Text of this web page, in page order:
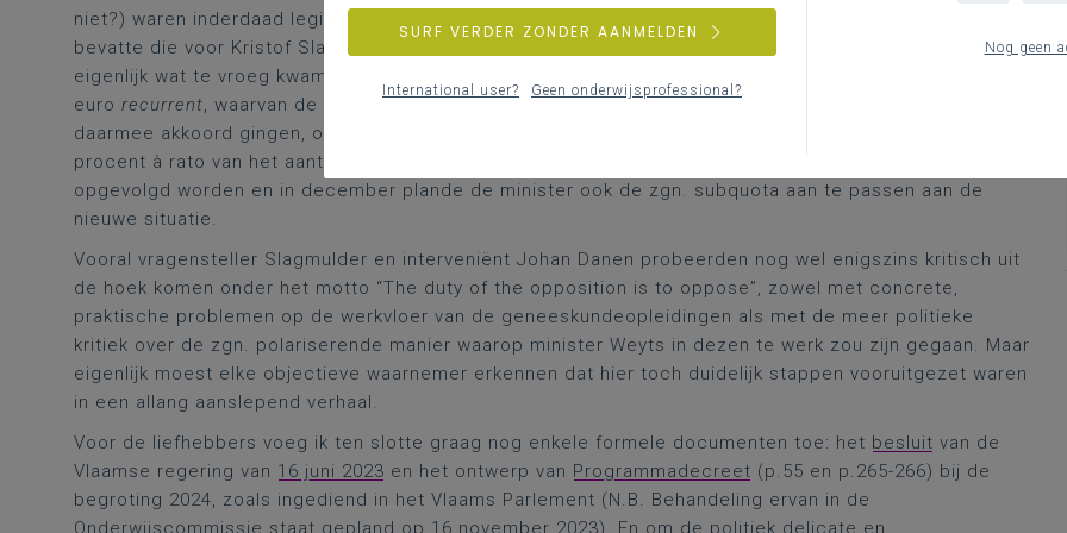
niet?) waren inderdaad legio. Maar belangrijker nog was dat het
bevatte die voor Kristof Slagmulder en Brecht Warnez de aanleiding vormde voor hun vragen om uitleg,
eigenlijk wat te vroeg kwam. Namelijk, vóór de aankondiging van minister Weyts over de extra 10 miljoen
euro recurrent, waarvan de minister in zijn antwoord hier betoogde dat de betrokken universiteiten
daarmee akkoord gingen, ook wat de verdeling van die middelen betrof (10 procent sokkel en 90
procent à rato van het aantal studenten in kwestie van de betrokken universiteiten). De zaak zou verder
opgevolgd worden en in december plande de minister ook de zgn. subquota aan te passen aan de
nieuwe situatie.
Vooral vragensteller Slagmulder en interveniënt Johan Danen probeerden nog wel enigszins kritisch uit
de hoek komen onder het motto “The duty of the opposition is to oppose”, zowel met concrete,
praktische problemen op de werkvloer van de geneeskundeopleidingen als met de meer politieke
kritiek over de zgn. polariserende manier waarop minister Weyts in dezen te werk zou zijn gegaan. Maar
eigenlijk moest elke objectieve waarnemer erkennen dat hier toch duidelijk stappen vooruitgezet waren
in een allang aanslepend verhaal.
Voor de liefhebbers voeg ik ten slotte graag nog enkele formele documenten toe: het besluit van de
Vlaamse regering van 16 juni 2023 en het ontwerp van Programmadecreet (p.55 en p.265-266) bij de
begroting 2024, zoals ingediend in het Vlaams Parlement (N.B. Behandeling ervan in de
Onderwijscommissie staat gepland op 16 november 2023). En om de politiek delicate en
Nog geen
SURF VERDER ZONDER AANMELDEN
International user? Geen onderwijsprofessional?